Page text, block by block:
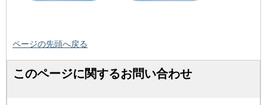
ページの先頭へ戻る
このページに関するお問い合わせ